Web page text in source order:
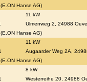
Hanse AG)
11 kW
Ulmenweg 2, 24988
Hanse AG)
11 kW
Augaarder Weg 2A,
Hanse AG)
8 kW
Westerreihe 20, 24988